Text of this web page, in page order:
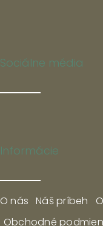
Sociálne média
Informácie
O nás Náš príbeh
Obchodné